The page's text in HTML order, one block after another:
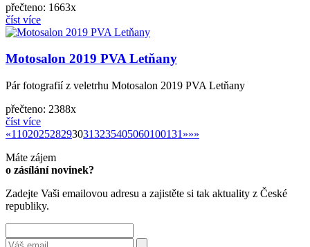
přečteno: 1663x
číst více
Motosalon 2019 PVA Letňany
Pár fotografií z veletrhu Motosalon 2019 PVA Letňany
přečteno: 2388x
číst více
««1 102025282930313235405060100131 »»
»»
Máte zájem
o zásílání novinek?
Zadejte Vaši emailovou adresu a zajistěte si tak aktuality z České
republiky.